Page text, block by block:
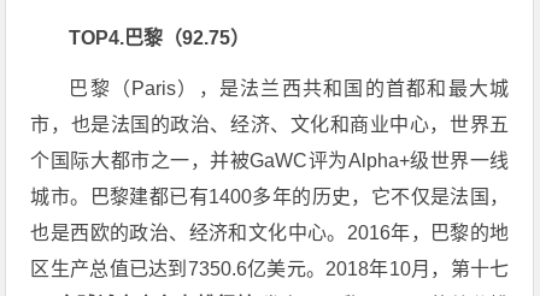
TOP4.巴黎（92.75）
巴黎（Paris），是法兰西共和国的首都和最大城
市，也是法国的政治、经济、文化和商业中心，世界五
个国际大都市之一，并被GaWC评为Alpha+级世界一线
城市。巴黎建都已有1400多年的历史，它不仅是法国，
也是西欧的政治、经济和文化中心。2016年，巴黎的地
区生产总值已达到7350.6亿美元。2018年10月，第十七